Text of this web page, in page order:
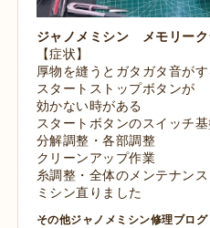
ジャノメミシン
メモリー
【症状】
厚物を縫うとガタガタ音がす
スタートストップボタンが
効かない時がある
スタートボタンのスイッチ
分解調整・各部調整
クリーンアップ作業
糸調整・全体のメンテナンス
ミシン直りました
その他ジャノメミシン修理ブログ